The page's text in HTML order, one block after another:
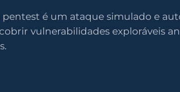
pentest é um ataque simulado e
vulnerabilidades exploráveis